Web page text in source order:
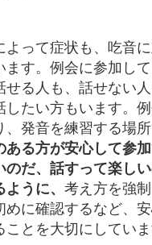
よって症状も、吃音に
ます。例会に参加し
せる人も、話せない
したい方もいます。
、発音を練習する場
ある方が安心して参
のだ、話すって楽し
うに、 考え方を強
めに確認するなど、
ことを大切にしていま